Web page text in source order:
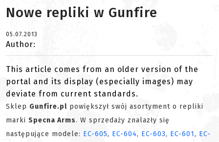
Nowe repliki w Gunfire
05.07.2013
Author:
This article comes from an older version of the
portal and its display (especially images) may
deviate from current standards.
Sklep Gunfire.pl powiększył swój asortyment o repliki
marki Specna Arms. W sprzedaży znalazły się
następujące modele: EC-605, EC-604, EC-603, EC-601, EC-